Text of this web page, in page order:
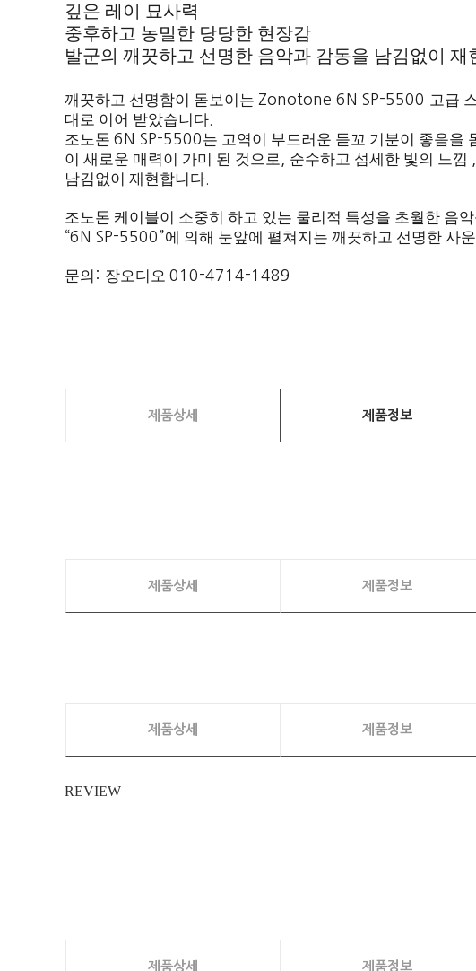
깊은 레이 묘사력
중후하고 농밀한 당당한 현장감
발군의 깨끗하고 선명한 음악과 감동을 남김없이 재
깨끗하고 선명함이 돋보이는 Zonotone 6N SP-5500 고급
대로 이어 받았습니다
조노톤 6N SP-5500는 고역이 부드러운 듣꼬 기분이 좋음을
이 새로운 매력이 가미 된 것으로 순수하고 섬세한 빛의 느낌
남김없이 재현합니다
조노톤 케이블이 소중히 하고 있는 물리적 특성을 초월한 음
“6N SP-5500”에 의해 눈앞에 펼쳐지는 깨끗하고 선명한 사
문의 : 장오디오 010-4714-1489
제품상세 제품정보
제품상세 제품정보
제품상세 제품정보
REVIEW
제품상세 제품정보